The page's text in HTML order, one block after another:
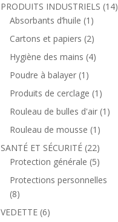
PRODUITS INDUSTRIELS (14)
Absorbants d’huile (1)
Cartons et papiers (2)
Hygiène des mains (4)
Poudre à balayer (1)
Produits de cerclage (1)
Rouleau de bulles d'air (1)
Rouleau de mousse (1)
SANTÉ ET SÉCURITÉ (22)
Protection générale (5)
Protections personnelles
(8)
VEDETTE (6)